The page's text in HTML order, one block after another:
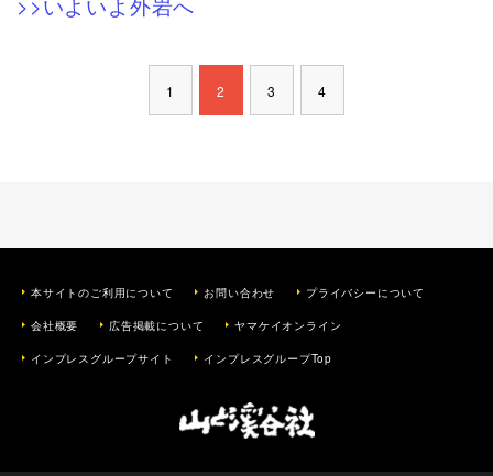
1 2 3 4
本サイトのご利用について お問い合わせ プライバシーについて
会社概要 広告掲載について ヤマケイオンライン
インプレスグループサイト インプレスグループTop